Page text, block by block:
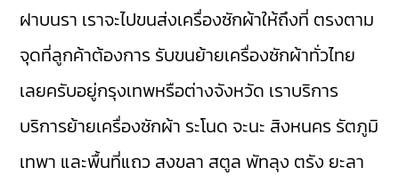
ฝาบนรา เราจะไปขนส่งเครื่องซักผ้าให้ถึงที่ ตรงตาม
จุดที่ลูกค้าต้องการ รับขนย้ายเครื่องซักผ้าทั่วไทย
เลยครับอยู่กรุงเทพหรือต่างจังหวัด เราบริการ
บริการย้ายเครื่องซักผ้า ระโนด จะนะ สิงหนคร รัตภูมิ
เทพา และพื้นที่แถว สงขลา สตูล พัทลุง ตรัง ยะลา